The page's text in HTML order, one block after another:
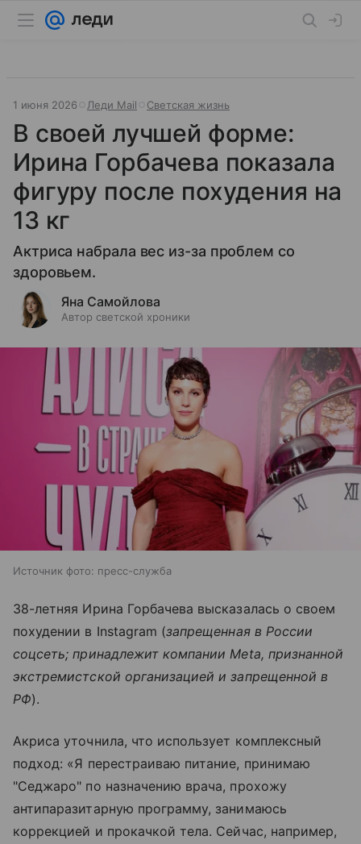
1 июня 2026 Леди Mail Светская жизнь
В своей лучшей форме:
Ирина Горбачева показала
фигуру после похудения на
13 кг
Актриса набрала вес из-за проблем со
здоровьем.
Яна Самойлова
Автор светской хроники
Источник фото: пресс-служба
38-летняя Ирина Горбачева высказалась о своем
похудении в Instagram (запрещенная в России
соцсеть; принадлежит компании Meta, признанной
экстремистской организацией и запрещенной в
РФ).
Акриса уточнила, что использует комплексный
подход: «Я перестраиваю питание, принимаю
"Седжаро" по назначению врача, прохожу
антипаразитарную программу, занимаюсь
коррекцией и прокачкой тела. Сейчас, например,